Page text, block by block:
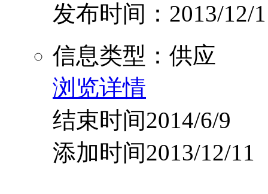
发布时间：2013/12/
信息类型：供应
浏览详情
结束时间2014/6/9
添加时间2013/12/11